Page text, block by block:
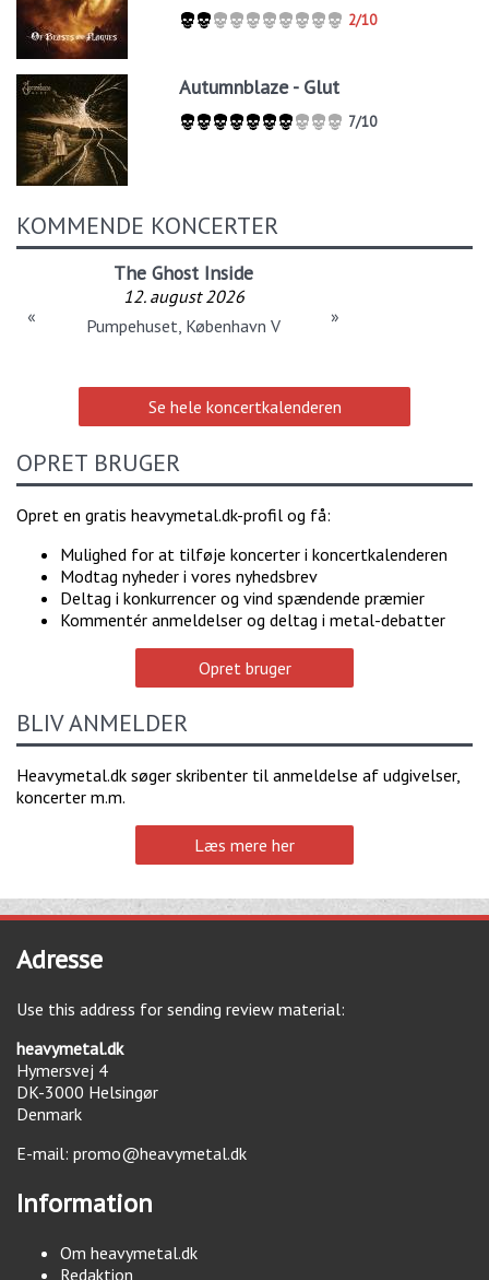
2/10
Autumnblaze - Glut
7/10
KOMMENDE KONCERTER
The Ghost Inside
12. august 2026
Pumpehuset, København V
« »
Se hele koncertkalenderen
OPRET BRUGER
Opret en gratis heavymetal.dk-profil og få:
Mulighed for at tilføje koncerter i koncertkalenderen
Modtag nyheder i vores nyhedsbrev
Deltag i konkurrencer og vind spændende præmier
Kommentér anmeldelser og deltag i metal-debatter
Opret bruger
BLIV ANMELDER
Heavymetal.dk søger skribenter til anmeldelse af udgivelser,
koncerter m.m.
Læs mere her
Adresse
Use this address for sending review material:
heavymetal.dk
Hymersvej 4
DK-3000 Helsingør
Denmark
E-mail: promo@heavymetal.dk
Information
Om heavymetal.dk
Redaktion